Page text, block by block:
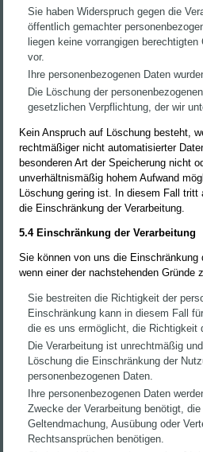
Sie haben Widerspruch gegen die
öffentlich gemachter
liegen keine vorrangigen
vor.
Ihre personenbezogenen Daten
Die Löschung der
gesetzlichen Verpflichtung, der wir
Kein Anspruch auf Löschung besteht,
rechtmäßiger nicht automatisierter
besonderen Art der Speicherung nicht
unverhältnismäßig hohem Aufwand
Löschung gering ist. In diesem Fall tritt
die Einschränkung der Verarbeitung.
5.4 Einschränkung der Verarbeitung
Sie können von uns die Einschränkung
wenn einer der nachstehenden Gründe
Sie bestreiten die Richtigkeit der
Einschränkung kann in diesem Fall
die es uns ermöglicht, die Richtigkeit
Die Verarbeitung ist unrechtmäßig
Löschung die Einschränkung der
personenbezogenen Daten.
Ihre personenbezogenen Daten
Zwecke der Verarbeitung benötigt,
Geltendmachung, Ausübung oder
Rechtsansprüchen benötigen.